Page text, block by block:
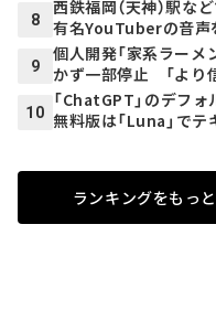
8
西鉄福岡（天神）駅
有名YouTuberの音声
9
個人開発「家系ラー
かず一部停止 「より
10
「ChatGPT」のデフォ
無料版は「Luna」で
ランキングをもっ